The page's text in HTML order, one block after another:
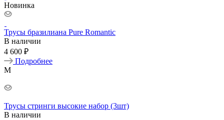
Новинка
Трусы бразилиана Pure Romantic
В наличии
4 600 ₽
Подробнее
M
Трусы стринги высокие набор (3шт)
В наличии